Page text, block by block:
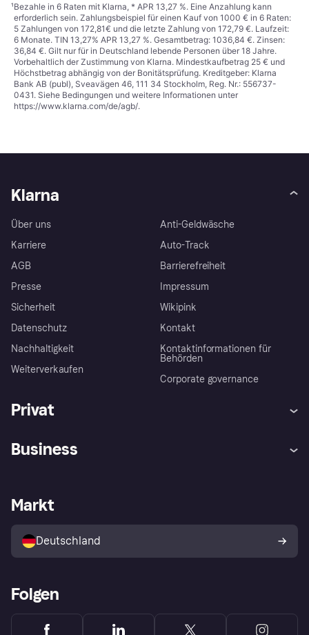
¹Bezahle in 6 Raten mit Klarna, * APR 13,27 %. Eine Anzahlung kann
erforderlich sein. Zahlungsbeispiel für einen Kauf von 1000 € in 6 Raten:
5 Zahlungen von 172,81€ und die letzte Zahlung von 172,79 €. Laufzeit:
6 Monate. TIN 13,27% APR 13,27 %. Gesamtbetrag: 1036,84 €. Zinsen:
36,84 €. Gilt nur für in Deutschland lebende Personen über 18 Jahre.
Vorbehaltlich der Zustimmung von Klarna. Mindestkaufbetrag 25 € und
Höchstbetrag abhängig von der Bonitätsprüfung. Kreditgeber: Klarna
Bank AB (publ), Sveavägen 46, 111 34 Stockholm, Reg. Nr.: 556737-
0431. Siehe Bedingungen und weitere Informationen unter
https://www.klarna.com/de/agb/.
Klarna
Über uns
Karriere
AGB
Presse
Sicherheit
Datenschutz
Nachhaltigkeit
Weiterverkaufen
Anti-Geldwäsche
Auto-Track
Barrierefreiheit
Impressum
Wikipink
Kontakt
Kontaktinformationen für
Behörden
Corporate governance
Privat
Klarna App
Shops entdecken
Käuferschutzrichtlinie
Dein Widerrufsrecht
Business
Händlerportal
Markt
Deutschland
Folgen